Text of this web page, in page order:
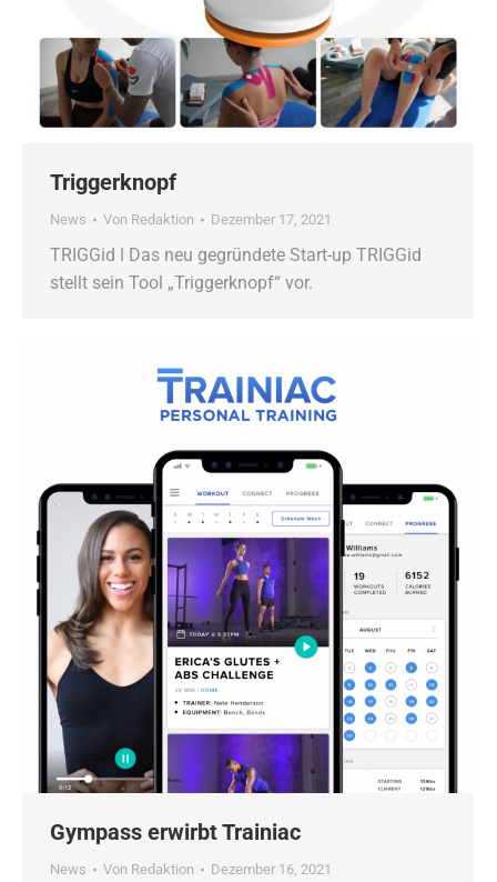
Triggerknopf
News Von Redaktion Dezember 17, 2021
TRIGGid ǀ Das neu gegründete Start-up TRIGGid
stellt sein Tool „Triggerknopf“ vor.
Gympass erwirbt Trainiac
News Von Redaktion Dezember 16, 2021